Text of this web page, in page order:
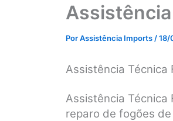
Assistência
PorAssistência Imports /18/
Assistência Técnica
Assistência Técnica
reparo de fogões